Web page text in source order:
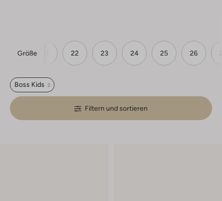
Größe
20 22 23 24 25 26
Boss Kids
Filtern und sortieren